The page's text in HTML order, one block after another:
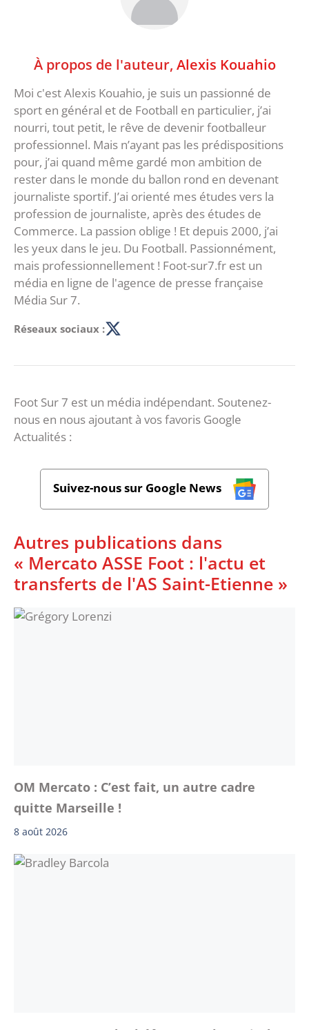
À propos de l'auteur, Alexis Kouahio
Moi c'est Alexis Kouahio, je suis un passionné de
sport en général et de Football en particulier, j’ai
nourri, tout petit, le rêve de devenir footballeur
professionnel. Mais n’ayant pas les prédispositions
pour, j’ai quand même gardé mon ambition de
rester dans le monde du ballon rond en devenant
journaliste sportif. J’ai orienté mes études vers la
profession de journaliste, après des études de
Commerce. La passion oblige ! Et depuis 2000, j’ai
les yeux dans le jeu. Du Football. Passionnément,
mais professionnellement ! Foot-sur7.fr est un
média en ligne de l'agence de presse française
Média Sur 7.
Réseaux sociaux :
Foot Sur 7 est un média indépendant. Soutenez-
nous en nous ajoutant à vos favoris Google
Actualités :
Suivez-nous sur Google News
Autres publications dans
« Mercato ASSE Foot : l'actu et
transferts de l'AS Saint-Etienne »
OM Mercato : C’est fait, un autre cadre
quitte Marseille !
8 août 2026